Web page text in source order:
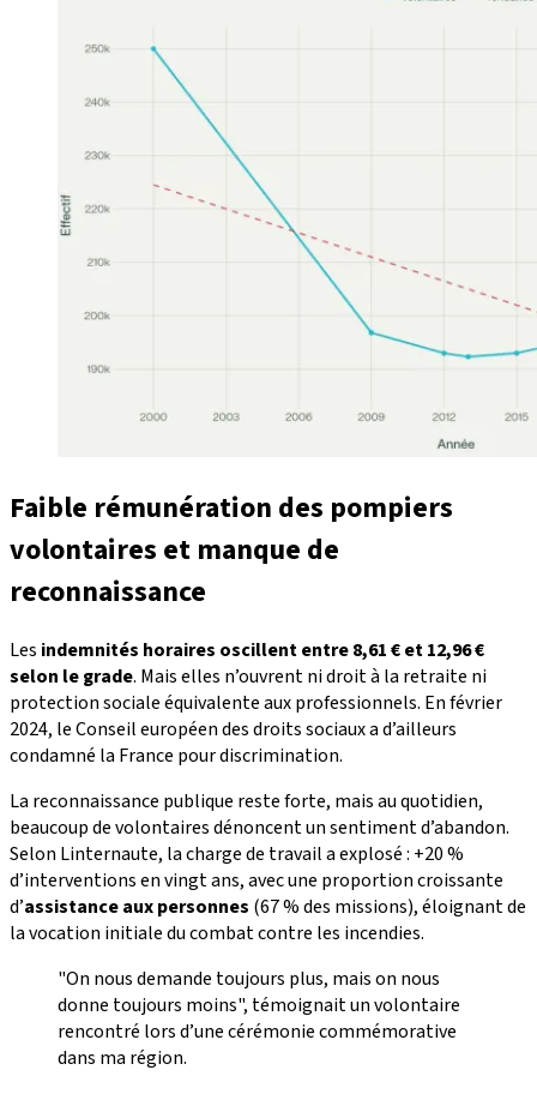
Faible rémunération des pompiers
volontaires et manque de
reconnaissance
Les indemnités horaires oscillent entre 8,61 € et 12,96 €
selon le grade. Mais elles n’ouvrent ni droit à la retraite ni
protection sociale équivalente aux professionnels. En février
2024, le Conseil européen des droits sociaux a d’ailleurs
condamné la France pour discrimination.
La reconnaissance publique reste forte, mais au quotidien,
beaucoup de volontaires dénoncent un sentiment d’abandon.
Selon Linternaute, la charge de travail a explosé : +20 %
d’interventions en vingt ans, avec une proportion croissante
d’assistance aux personnes (67 % des missions), éloignant de
la vocation initiale du combat contre les incendies.
"On nous demande toujours plus, mais on nous
donne toujours moins", témoignait un volontaire
rencontré lors d’une cérémonie commémorative
dans ma région.